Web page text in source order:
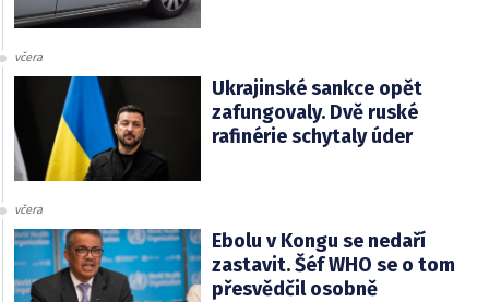
včera
Ukrajinské sankce opět
zafungovaly. Dvě ruské
rafinérie schytaly úder
včera
Ebolu v Kongu se nedaří
zastavit. Šéf WHO se o tom
přesvědčil osobně